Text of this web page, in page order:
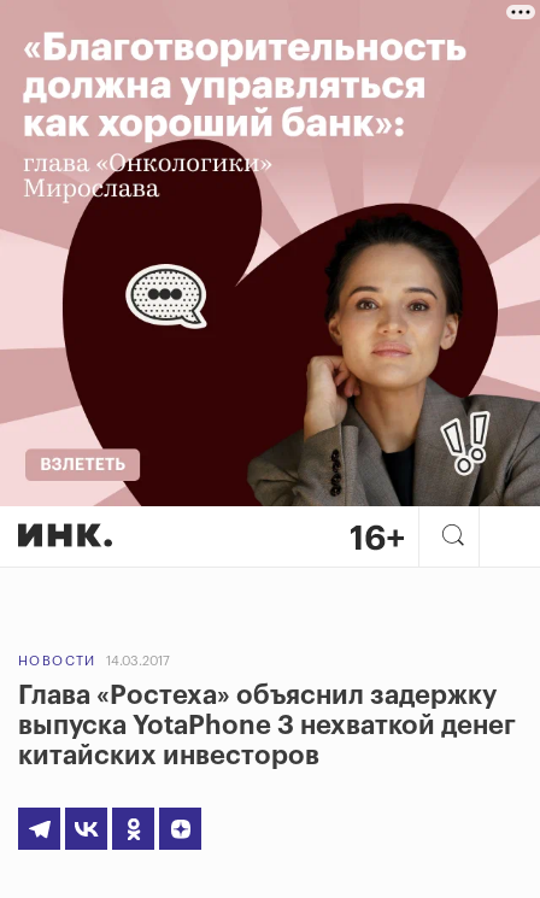
НОВОСТИ 14.03.2017
Глава «Ростеха» объяснил задержку
выпуска YotaPhone 3 нехваткой денег
китайских инвесторов